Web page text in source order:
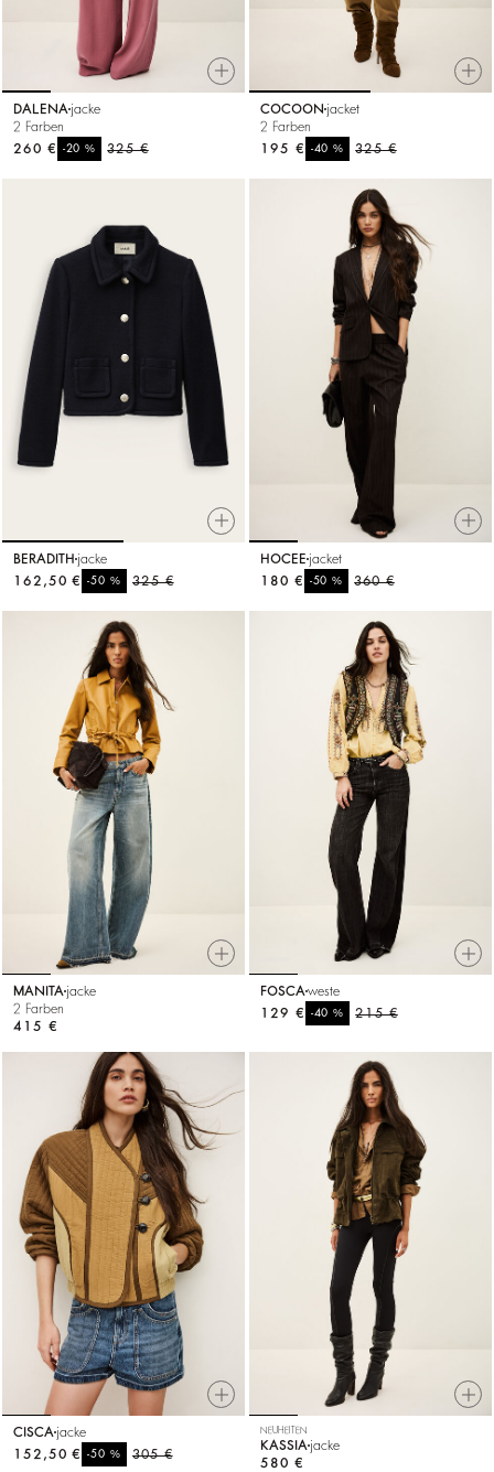
DALENA jacke
2 Farben
325 €
-20%
260 €
COCOON jacket
2 Farben
325 €
-40%
195 €
BERADITH jacke
325 €
-50%
162,50 €
HOCEE jacket
360 €
-50%
180 €
MANITA jacke
2 Farben
415 €
FOSCA weste
215 €
-40%
129 €
CISCA jacke
305 €
-50%
152,50 €
NEUHEITEN
KASSIA jacke
580 €